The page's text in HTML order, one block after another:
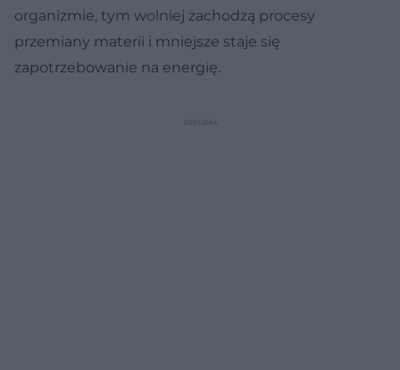
organizmie, tym wolniej zachodzą procesy
przemiany materii i mniejsze staje się
zapotrzebowanie na energię.